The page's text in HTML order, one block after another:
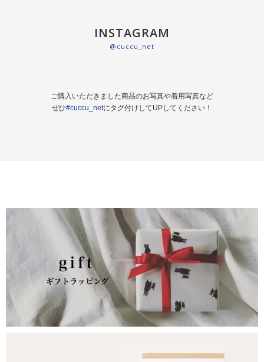
INSTAGRAM
@cuccu_net
ご購入いただきました商品のお写真や着用写真など
ぜひ#cuccu_netにタグ付けしてUPしてください！